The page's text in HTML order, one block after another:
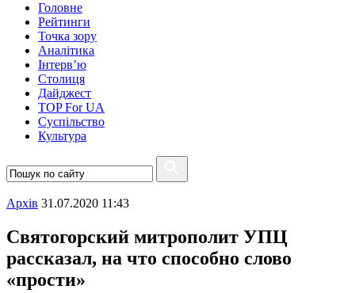
Головне
Рейтинги
Точка зору
Аналітика
Інтерв’ю
Столиця
Дайджест
TOP For UA
Суспiльство
Культура
Архiв 31.07.2020 11:43
Святогорский митрополит УПЦ
рассказал, на что способно слово
«прости»